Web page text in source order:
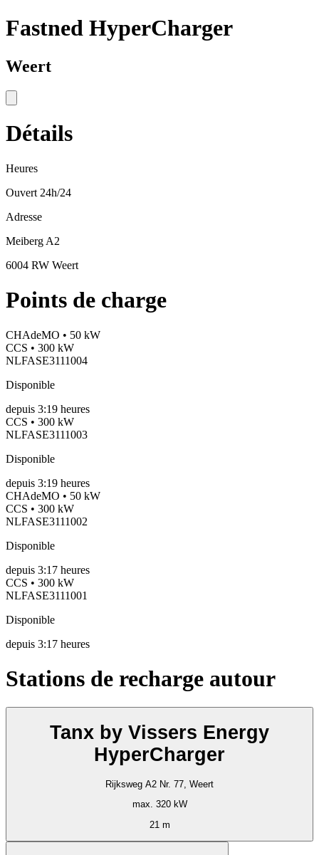
Fastned HyperCharger
Weert
Détails
Heures
Ouvert 24h/24
Adresse
Meiberg A2
6004 RW Weert
Points de charge
CHAdeMO • 50 kW
CCS • 300 kW
NLFASE3111004
Disponible
depuis 3:19 heures
CCS • 300 kW
NLFASE3111003
Disponible
depuis 3:19 heures
CHAdeMO • 50 kW
CCS • 300 kW
NLFASE3111002
Disponible
depuis 3:17 heures
CCS • 300 kW
NLFASE3111001
Disponible
depuis 3:17 heures
Stations de recharge autour
Tanx by Vissers Energy
HyperCharger
Rijksweg A2 Nr. 77, Weert
max. 320 kW
21 m